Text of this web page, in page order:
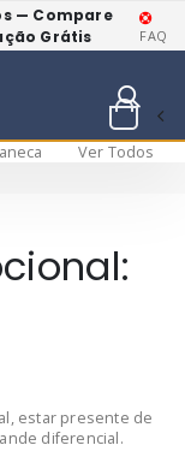
— Compare
Grátis
FAQ
Ver Todos
estar presente de
diferencial.